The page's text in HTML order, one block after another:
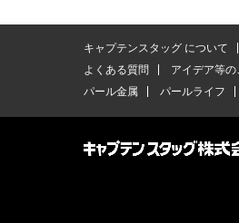
キャプテンスタッグ について
よくある質問
アイデア等
パール金属
パールライフ